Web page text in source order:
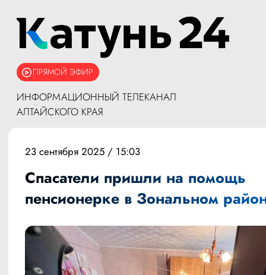
ПРЯМОЙ ЭФИР
ИНФОРМАЦИОННЫЙ ТЕЛЕКАНАЛ
АЛТАЙСКОГО КРАЯ
23 сентября 2025 / 15:03
Спасатели пришли на помощь
пенсионерке в Зональном